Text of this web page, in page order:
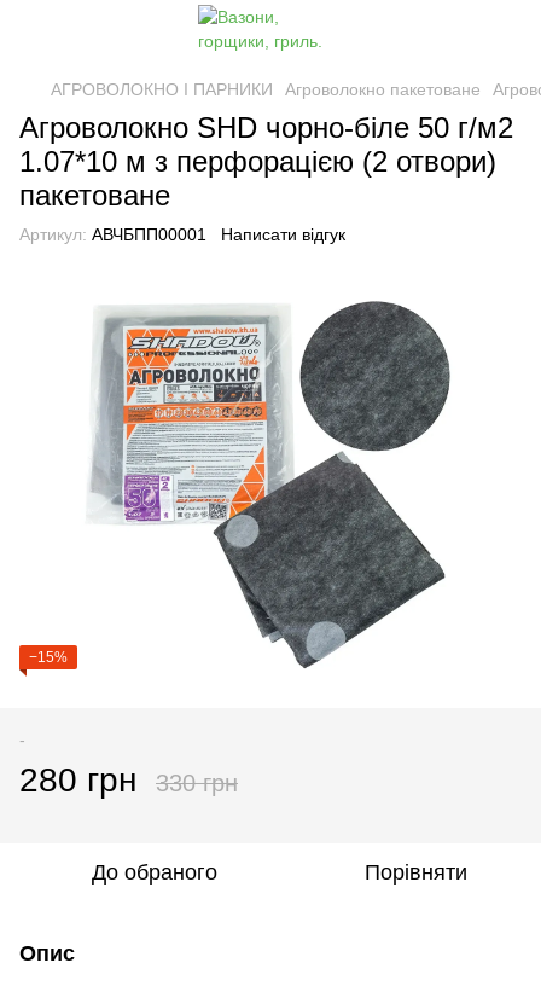
АГРОВОЛОКНО І ПАРНИКИ Агроволокно пакетоване
Агроволокно SHD чорно-біле 50 г/м2
1.07*10 м з перфорацією (2 отвори)
пакетоване
Артикул: АВЧБПП00001 Написати відгук
−15%
-
280 грн 330 грн
До обраного Порівняти
Опис